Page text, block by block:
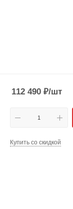
112 490 ₽/шт
Купить со скидкой